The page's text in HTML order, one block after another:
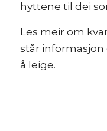
hyttene til dei
Les meir om
står informasjon
å leige.